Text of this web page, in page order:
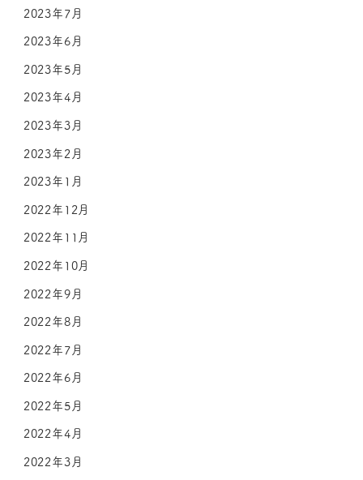
2023年7月
2023年6月
2023年5月
2023年4月
2023年3月
2023年2月
2023年1月
2022年12月
2022年11月
2022年10月
2022年9月
2022年8月
2022年7月
2022年6月
2022年5月
2022年4月
2022年3月